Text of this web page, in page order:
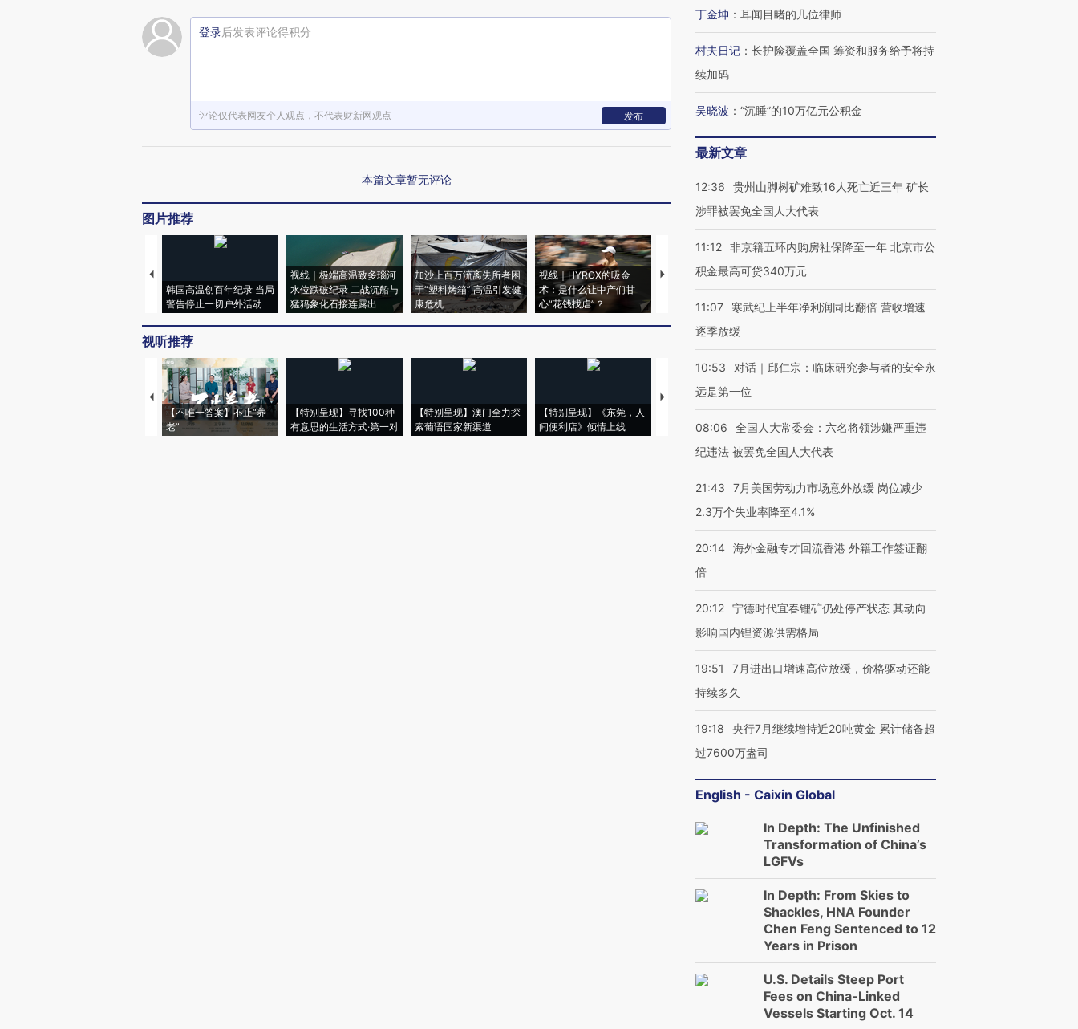
登录后发表评论得积分
评论仅代表网友个人观点，不代表财新网观点 发布
本篇文章暂无评论
图片推荐
韩国高温创百年纪录 当局
警告停止一切户外活动
视线｜极端高温致多瑙河
水位跌破纪录 二战沉船与
猛犸象化石接连露出
加沙上百万流离失所者困
于“塑料烤箱” 高温引发健
康危机
视线｜HYROX的吸金
术：是什么让中产们甘
心“花钱找虐”？
马航飞行员跨国走私7万
粒摇头丸 尿检体内含3种
视线｜被称为“蟑螂”的印
度Z世代 用街头抗争将教
育部长拱下台
机”？难民潮撕裂西班牙
飞地休达
视听推荐
【不唯一答案】不止“养
老”
【特别呈现】寻找100种
有意思的生活方式·第一对
【特别呈现】澳门全力探
索葡语国家新渠道
【特别呈现】《东莞，人
间便利店》倾情上线
【推广】走进第四届链博
会，让数智科技“链”接产
【特别呈现】寻找100种
有意思的生活方式·第三对
CFO：不靠规模取胜，华
住三大增长引擎是什么？
丁金坤 ： 耳闻目睹的几位律师
村夫日记 ： 长护险覆盖全国 筹资和服务给予将持
续加码
吴晓波 ： “沉睡”的10万亿元公积金
最新文章
12:36
贵州山脚树矿难致16人死亡近三年 矿长
涉罪被罢免全国人大代表
11:12 非京籍五环内购房社保降至一年 北京市公
积金最高可贷340万元
11:07
寒武纪上半年净利润同比翻倍 营收增速
逐季放缓
10:53
对话｜邱仁宗：临床研究参与者的安全永
远是第一位
08:06
全国人大常委会：六名将领涉嫌严重违
纪违法 被罢免全国人大代表
21:43
7月美国劳动力市场意外放缓 岗位减少
2.3万个失业率降至4.1%
20:14 海外金融专才回流香港 外籍工作签证翻
倍
20:12 宁德时代宜春锂矿仍处停产状态 其动向
影响国内锂资源供需格局
19:51
7月进出口增速高位放缓，价格驱动还能
持续多久
19:18
央行7月继续增持近20吨黄金 累计储备超
过7600万盎司
English - Caixin Global
In Depth: The Unfinished
Transformation of China’s
LGFVs
In Depth: From Skies to
Shackles, HNA Founder
Chen Feng Sentenced to 12
Years in Prison
U.S. Details Steep Port
Fees on China-Linked
Vessels Starting Oct. 14